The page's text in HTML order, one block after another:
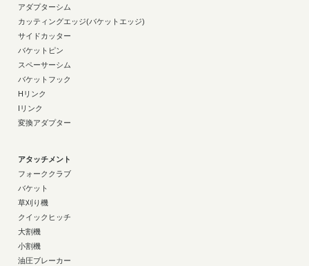
アダプターシム
カッティングエッジ(バケットエッジ)
サイドカッター
バケットピン
スペーサーシム
バケットフック
Hリンク
Iリンク
変換アダプター
アタッチメント
フォーククラブ
バケット
草刈り機
クイックヒッチ
大割機
小割機
油圧ブレーカー